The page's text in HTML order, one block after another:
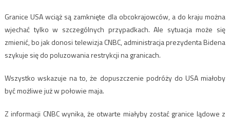
Granice USA wciąż są zamknięte dla obcokrajowców, a do kraju można
wjechać tylko w szczególnych przypadkach. Ale sytuacja może się
zmienić, bo jak donosi telewizja CNBC, administracja prezydenta Bidena
szykuje się do poluzowania restrykcji na granicach.
Wszystko wskazuje na to, że dopuszczenie podróży do USA miałoby
być możliwe już w połowie maja.
Z informacji CNBC wynika, że otwarte miałyby zostać granice lądowe z